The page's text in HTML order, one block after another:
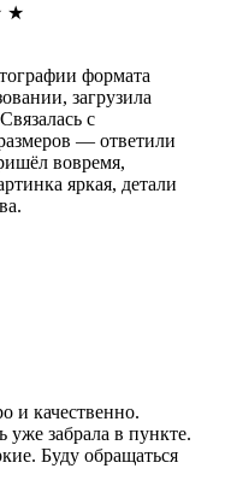
★
формата
загрузила
с
— ответили
вовремя,
яркая, детали
и качественно.
уже забрала в пункте.
Буду обращаться